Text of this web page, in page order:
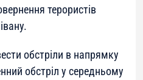
терористів
обстріли в напрямку
обстріл у середньому